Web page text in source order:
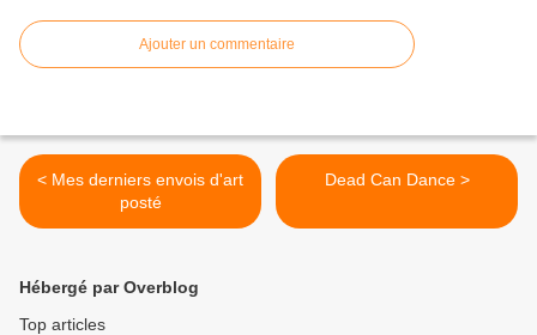
Ajouter un commentaire
< Mes derniers envois d'art
posté
Dead Can Dance >
Hébergé par Overblog
Top articles